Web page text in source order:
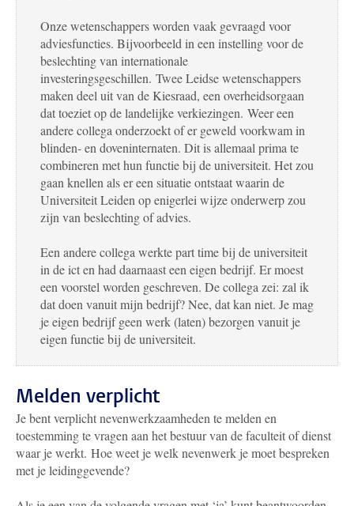
Onze wetenschappers worden vaak gevraagd voor
adviesfuncties. Bijvoorbeeld in een instelling voor de
beslechting van internationale
investeringsgeschillen. Twee Leidse wetenschappers
maken deel uit van de Kiesraad, een overheidsorgaan
dat toeziet op de landelijke verkiezingen. Weer een
andere collega onderzoekt of er geweld voorkwam in
blinden- en doveninternaten. Dit is allemaal prima te
combineren met hun functie bij de universiteit. Het zou
gaan knellen als er een situatie ontstaat waarin de
Universiteit Leiden op enigerlei wijze onderwerp zou
zijn van beslechting of advies.
Een andere collega werkte part time bij de universiteit
in de ict en had daarnaast een eigen bedrijf. Er moest
een voorstel worden geschreven. De collega zei: zal ik
dat doen vanuit mijn bedrijf? Nee, dat kan niet. Je mag
je eigen bedrijf geen werk (laten) bezorgen vanuit je
eigen functie bij de universiteit.
Melden verplicht
Je bent verplicht nevenwerkzaamheden te melden en
toestemming te vragen aan het bestuur van de faculteit of dienst
waar je werkt. Hoe weet je welk nevenwerk je moet bespreken
met je leidinggevende?